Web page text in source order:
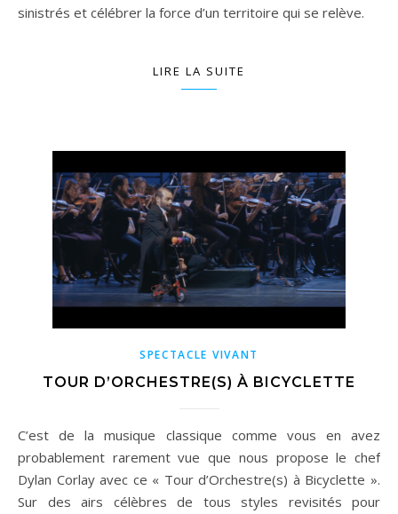
sinistrés et célébrer la force d’un territoire qui se relève.
LIRE LA SUITE
SPECTACLE VIVANT
TOUR D’ORCHESTRE(S) À BICYCLETTE
C’est de la musique classique comme vous en avez
probablement rarement vue que nous propose le chef
Dylan Corlay avec ce « Tour d’Orchestre(s) à Bicyclette ».
Sur des airs célèbres de tous styles revisités pour